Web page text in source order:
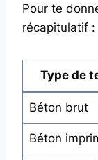
Pour te
récapitulatif :
Type de
Béton brut
Béton